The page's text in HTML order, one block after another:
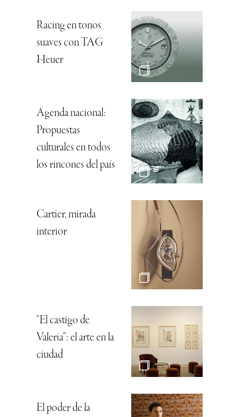
Racing en tonos
suaves con TAG
Heuer
Agenda nacional:
Propuestas
culturales en todos
los rincones del país
Cartier, mirada
interior
“El castigo de
Valeria”: el arte en la
ciudad
El poder de la